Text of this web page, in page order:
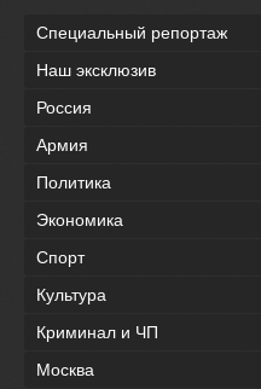
Специальный репортаж
Наш эксклюзив
Россия
Армия
Политика
Экономика
Спорт
Культура
Криминал и ЧП
Москва